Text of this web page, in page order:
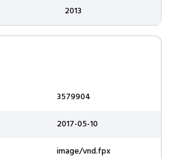
2013
3579904
2017-05-10
image/vnd.fpx